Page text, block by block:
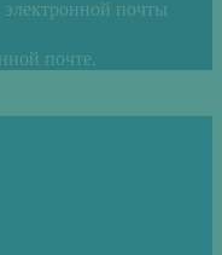
почты
почте.